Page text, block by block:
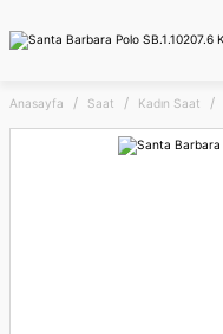
Anasayfa Saat Kadın Saat